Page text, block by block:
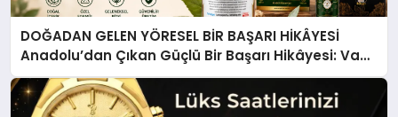
DOĞADAN GELEN YÖRESEL BİR BAŞARI HİKÂYESİ
Anadolu’dan Çıkan Güçlü Bir Başarı Hikâyesi: Van
Gölü Yöresel Işkın Kökü Sirkesi